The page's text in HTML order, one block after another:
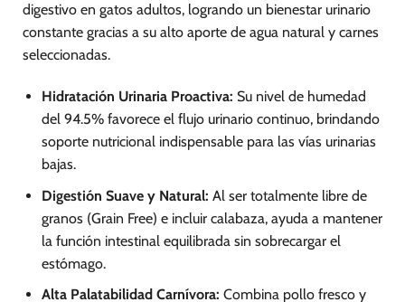
digestivo en gatos adultos, logrando un bienestar urinario
constante gracias a su alto aporte de agua natural y carnes
seleccionadas.
Hidratación Urinaria Proactiva: Su nivel de humedad
del 94.5% favorece el flujo urinario continuo, brindando
soporte nutricional indispensable para las vías urinarias
bajas.
Digestión Suave y Natural: Al ser totalmente libre de
granos (Grain Free) e incluir calabaza, ayuda a mantener
la función intestinal equilibrada sin sobrecargar el
estómago.
Alta Palatabilidad Carnívora: Combina pollo fresco y